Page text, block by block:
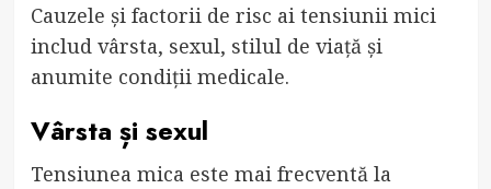
Cauzele și factorii de risc ai tensiunii mici
includ vârsta, sexul, stilul de viață și
anumite condiții medicale.
Vârsta și sexul
Tensiunea mica este mai frecventă la